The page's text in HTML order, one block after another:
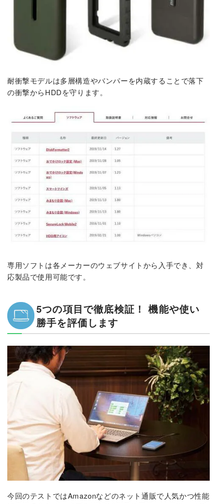
耐衝撃モデルは多層構造やバンパーを内蔵することで落下
の衝撃からHDDを守ります。
専用ソフトは各メーカーのウェブサイトから入手でき、対
応製品で使用可能です。
5つの項目で徹底検証！ 機能や使い
勝手を評価します
今回のテストではAmazonなどのネット通販で人気かつ性能